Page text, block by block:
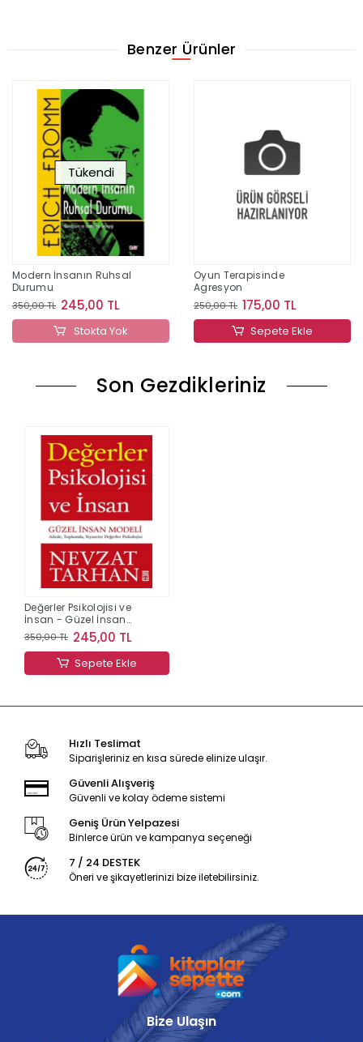
Benzer Ürünler
Tükendi
Modern İnsanın Ruhsal
Durumu
350,00 TL 245,00 TL
Stokta Yok
Oyun Terapisinde
Agresyon
250,00 TL 175,00 TL
Sepete Ekle
Son Gezdikleriniz
Değerler Psikolojisi ve
İnsan - Güzel İnsan
Modeli
350,00 TL 245,00 TL
Sepete Ekle
Hızlı Teslimat
Siparişleriniz en kısa sürede elinize ulaşır.
Güvenli Alışveriş
Güvenli ve kolay ödeme sistemi
Geniş Ürün Yelpazesi
Binlerce ürün ve kampanya seçeneği
7 / 24 DESTEK
Öneri ve şikayetlerinizi bize iletebilirsiniz.
Bize Ulaşın